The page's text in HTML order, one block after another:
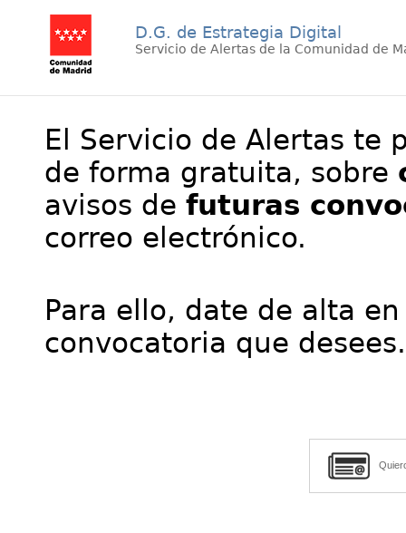
D.G. de Estrategia Digital
Servicio de Alertas de la Comunidad de
El Servicio de Alertas te
de forma gratuita, sobre
avisos de futuras
correo electrónico.
Para ello, date de alta
convocatoria que desees.